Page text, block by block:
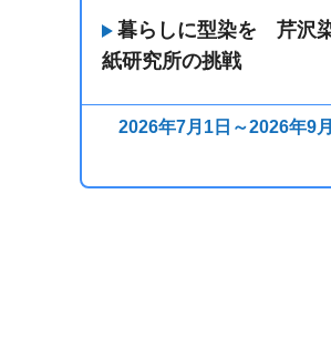
暮らしに型染を 芹沢
紙研究所の挑戦
2026年7月1日～2026年9